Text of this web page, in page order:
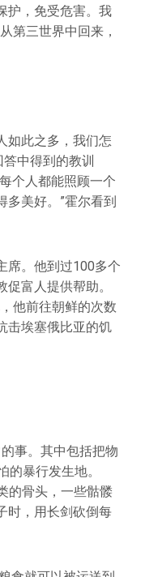
护，免受危害。我
第三世界中回来，
如此之多，我们怎
中得到的教训
个人都能照顾一个
多美好。”霍尔看到
席。他到过100多个
富人提供帮助。
他前往朝鲜的次数
击埃塞俄比亚的饥
事。其中包括把物
暴行发生地。
的骨头，一些骷髅
时，用长剑砍倒每